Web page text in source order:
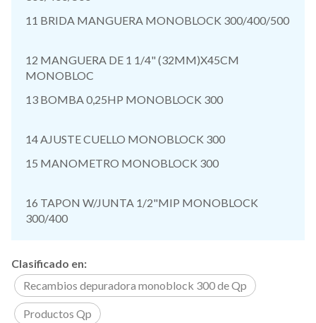
11 BRIDA MANGUERA MONOBLOCK 300/400/500
12 MANGUERA DE 1 1/4" (32MM)X45CM
MONOBLOC
13 BOMBA 0,25HP MONOBLOCK 300
14 AJUSTE CUELLO MONOBLOCK 300
15 MANOMETRO MONOBLOCK 300
16 TAPON W/JUNTA 1/2"MIP MONOBLOCK
300/400
Clasificado en:
Recambios depuradora monoblock 300 de Qp
Productos Qp